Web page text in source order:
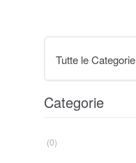
Tutte le Categorie
Categorie
(0)